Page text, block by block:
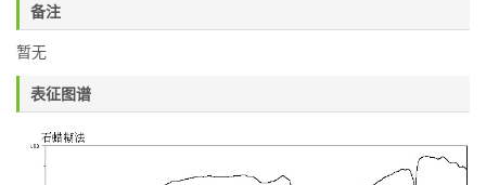
备注
暂无
表征图谱